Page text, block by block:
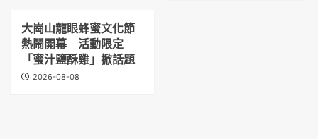
大崗山龍眼蜂蜜文化節
熱鬧開幕 活動限定
「蜜汁鹽酥雞」掀話題
2026-08-08